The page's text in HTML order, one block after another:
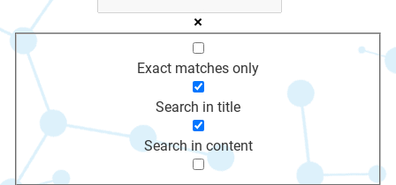
Exact matches only
Search in title
Search in content